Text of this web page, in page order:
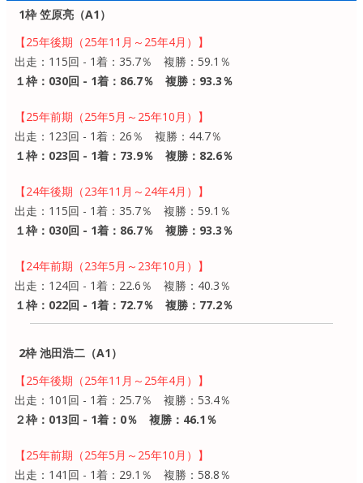
1枠 笠原亮（A1）
【25年後期（25年11月～25年4月）】
出走：115回 - 1着：35.7％ 複勝：59.1％
１枠：030回 - 1着：86.7％ 複勝：93.3％
【25年前期（25年5月～25年10月）】
出走：123回 - 1着：26％ 複勝：44.7％
１枠：023回 - 1着：73.9％ 複勝：82.6％
【24年後期（23年11月～24年4月）】
出走：115回 - 1着：35.7％ 複勝：59.1％
１枠：030回 - 1着：86.7％ 複勝：93.3％
【24年前期（23年5月～23年10月）】
出走：124回 - 1着：22.6％ 複勝：40.3％
１枠：022回 - 1着：72.7％ 複勝：77.2％
2枠 池田浩二（A1）
【25年後期（25年11月～25年4月）】
出走：101回 - 1着：25.7％ 複勝：53.4％
２枠：013回 - 1着：0％ 複勝：46.1％
【25年前期（25年5月～25年10月）】
出走：141回 - 1着：29.1％ 複勝：58.8％